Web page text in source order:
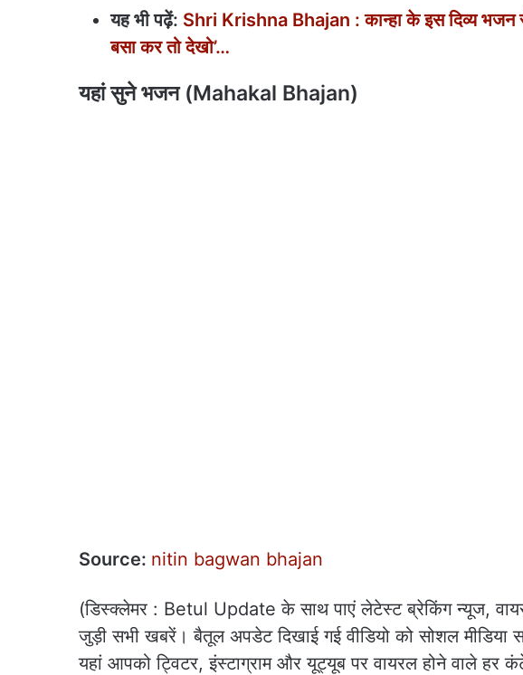
यह भी पढ़ें: Shri Krishna Bhajan : कान्हा के इस दिव्य भजन
बसा कर तो देखो’…
यहां सुने भजन (Mahakal Bhajan)
Source: nitin bagwan bhajan
(डिस्‍क्‍लेमर : Betul Update के साथ पाएं लेटेस्ट ब्रेकिंग न्यूज,
जुड़ी सभी खबरें। बैतूल अपडेट दिखाई गई वीडियो को सोशल
यहां आपको ट्विटर, इंस्टाग्राम और यूट्यूब पर वायरल होने वाले हर